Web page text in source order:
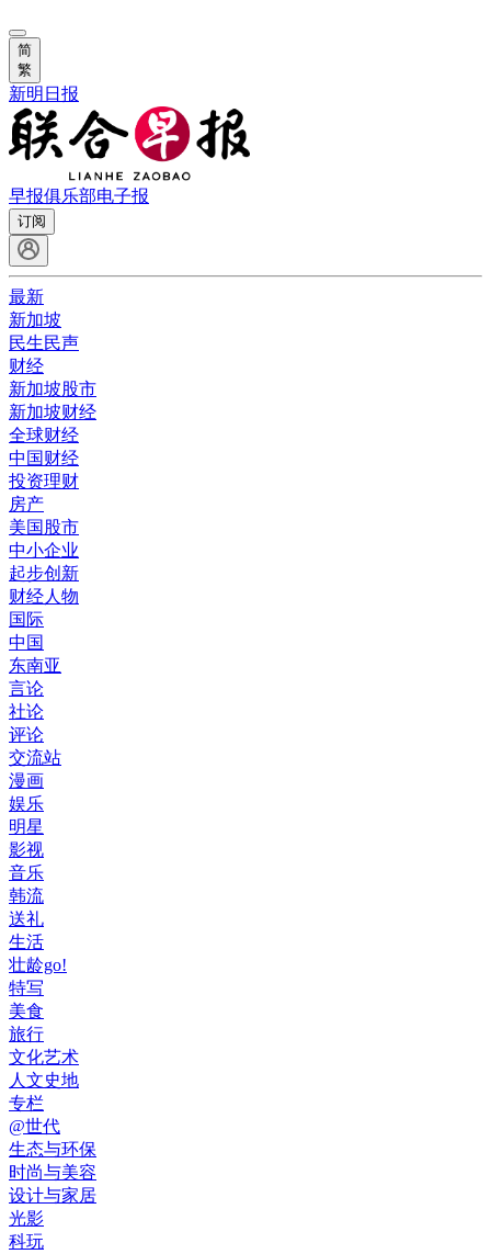
简
繁
新明日报
早报俱乐部电子报
订阅
最新
新加坡
民生民声
财经
新加坡股市
新加坡财经
全球财经
中国财经
投资理财
房产
美国股市
中小企业
起步创新
财经人物
国际
中国
东南亚
言论
社论
评论
交流站
漫画
娱乐
明星
影视
音乐
韩流
送礼
生活
壮龄go!
特写
美食
旅行
文化艺术
人文史地
专栏
@世代
生态与环保
时尚与美容
设计与家居
光影
科玩